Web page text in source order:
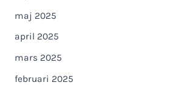
maj 2025
april 2025
mars 2025
februari 2025